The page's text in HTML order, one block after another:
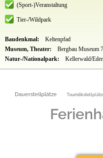
(Sport-)Veranstaltung
Tier-/Wildpark
Baudenkmal:
Keltenpfad
Museum, Theater:
Bergbau Museum
Natur-/Nationalpark:
Kellerwald/
Dauerstellplätze